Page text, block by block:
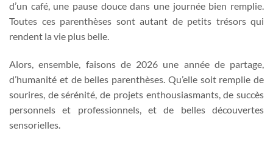
d’un café, une pause douce dans une journée bien remplie.
Toutes ces parenthèses sont autant de petits trésors qui
rendent la vie plus belle.
Alors, ensemble, faisons de 2026 une année de partage,
d’humanité et de belles parenthèses. Qu’elle soit remplie de
sourires, de sérénité, de projets enthousiasmants, de succès
personnels et professionnels, et de belles découvertes
sensorielles.